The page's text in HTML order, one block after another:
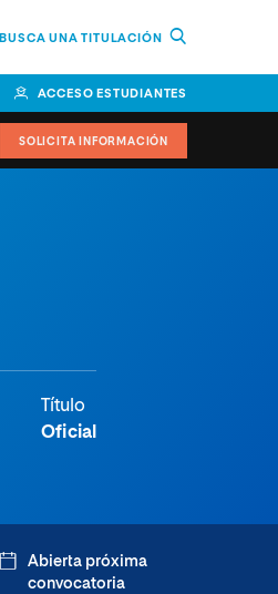
BUSCA UNA TITULACIÓN
ACCESO ESTUDIANTES
SOLICITA INFORMACIÓN
Título
Oficial
Abierta próxima
convocatoria